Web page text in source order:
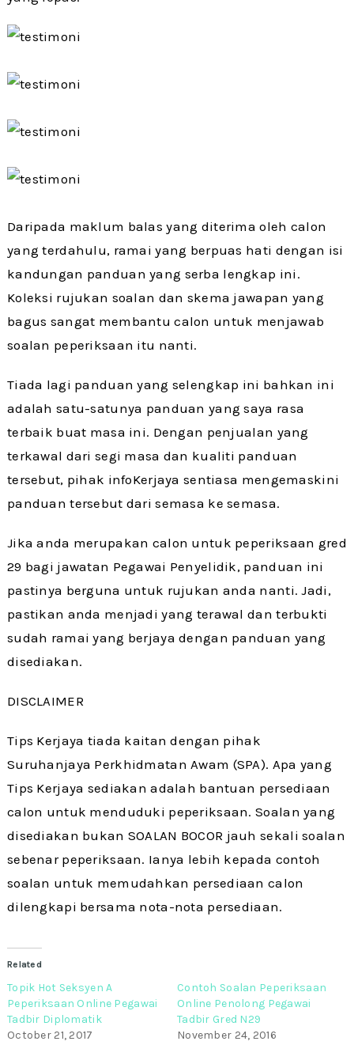
Daripada maklum balas yang diterima oleh calon
yang terdahulu, ramai yang berpuas hati dengan isi
kandungan panduan yang serba lengkap ini.
Koleksi rujukan soalan dan skema jawapan yang
bagus sangat membantu calon untuk menjawab
soalan peperiksaan itu nanti.
Tiada lagi panduan yang selengkap ini bahkan ini
adalah satu-satunya panduan yang saya rasa
terbaik buat masa ini. Dengan penjualan yang
terkawal dari segi masa dan kualiti panduan
tersebut, pihak infoKerjaya sentiasa mengemaskini
panduan tersebut dari semasa ke semasa.
Jika anda merupakan calon untuk peperiksaan gred
29 bagi jawatan Pegawai Penyelidik, panduan ini
pastinya berguna untuk rujukan anda nanti. Jadi,
pastikan anda menjadi yang terawal dan terbukti
sudah ramai yang berjaya dengan panduan yang
disediakan.
DISCLAIMER
Tips Kerjaya tiada kaitan dengan pihak
Suruhanjaya Perkhidmatan Awam (SPA). Apa yang
Tips Kerjaya sediakan adalah bantuan persediaan
calon untuk menduduki peperiksaan. Soalan yang
disediakan bukan SOALAN BOCOR jauh sekali soalan
sebenar peperiksaan. Ianya lebih kepada contoh
soalan untuk memudahkan persediaan calon
dilengkapi bersama nota-nota persediaan.
Related
Topik Hot Seksyen A
Peperiksaan Online Pegawai
Tadbir Diplomatik
October 21, 2017
Contoh Soalan Peperiksaan
Online Penolong Pegawai
Tadbir Gred N29
November 24, 2016